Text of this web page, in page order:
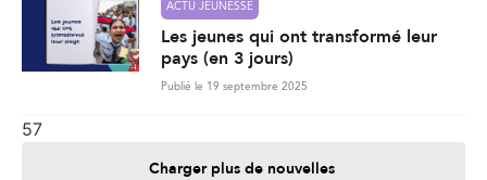
ACTU JEUNESSE
Les jeunes qui ont transformé leur
pays (en 3 jours)
Publié le 19 septembre 2025
57
Charger plus de nouvelles